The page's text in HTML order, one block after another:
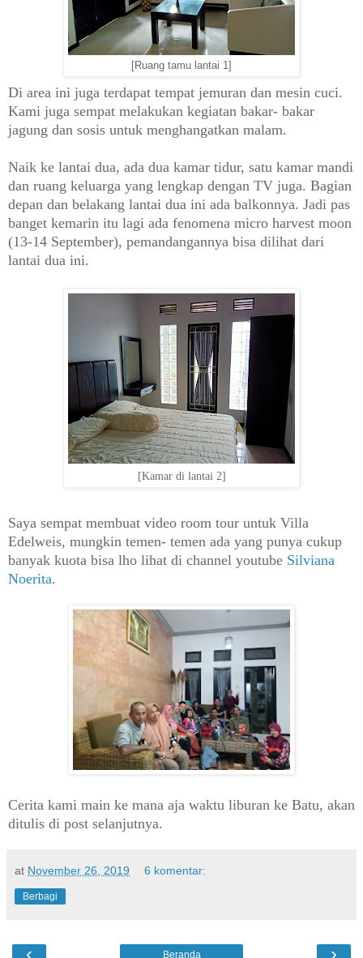
[Ruang tamu lantai 1]
Di area ini juga terdapat tempat jemuran dan mesin cuci.
Kami juga sempat melakukan kegiatan bakar- bakar
jagung dan sosis untuk menghangatkan malam.
Naik ke lantai dua, ada dua kamar tidur, satu kamar mandi
dan ruang keluarga yang lengkap dengan TV juga. Bagian
depan dan belakang lantai dua ini ada balkonnya. Jadi pas
banget kemarin itu lagi ada fenomena micro harvest moon
(13-14 September), pemandangannya bisa dilihat dari
lantai dua ini.
[Kamar di lantai 2]
Saya sempat membuat video room tour untuk Villa
Edelweis, mungkin temen- temen ada yang punya cukup
banyak kuota bisa lho lihat di channel youtube Silviana
Noerita.
Cerita kami main ke mana aja waktu liburan ke Batu, akan
ditulis di post selanjutnya.
at November 26, 2019 6 komentar:
Berbagi
‹ ›
Beranda